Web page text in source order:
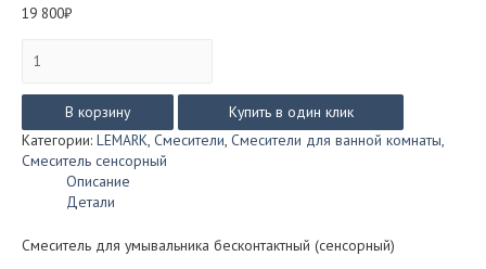
19 800₽
товара
Lemark
PROJECT
сенсорный
для
умывальника
LM4652СЕ
В корзину
Купить в один клик
Категории: LEMARK, Смесители, Смесители для ванной комнаты,
Смеситель сенсорный
Описание
Детали
Смеситель для умывальника бесконтактный (сенсорный)